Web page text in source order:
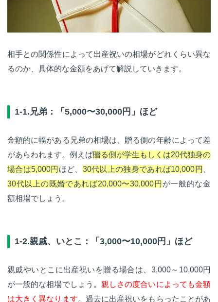
相手との関係性によって出産祝いの相場がどれくらい異な
るのか、具体的な金額をあげて解説していきます。
1-1.兄弟：「5,000〜30,000円」ほど
金額的に幅がある兄弟の相場は、贈る側の年齢によって差
があらわれます。例えば贈る側が学生もしくは20代独身の
場合は5,000円 ほど、 30代以上の独身であれば10,000円 、
30代以上の既婚であれば20,000〜30,000円 が一般的な金
額相場でしょう。
1-2.親戚、いとこ：「3,000〜10,000円」ほど
親戚やいとこに出産祝いを贈る場合は、3,000～10,000円
が一般的な相場でしょう。 親しさの度合いによっても金額
は大きく異なります。過去に出産祝いをもらったことがあ